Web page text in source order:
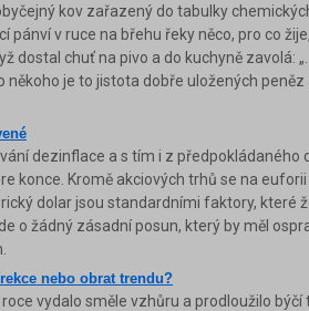
kov zařazený do tabulky
pánví v ruce na břehu řeky něco, pro co
dostal chuť na pivo a do kuchyně zavolá:
někoho je to jistota dobře uložených
dezinflace a s tím i z předpokládaného
konce. Kromě akciových trhů se na
dolar jsou standardními faktory, které
o žádný zásadní posun, který by měl
nebo obrat trendu?
vydalo směle vzhůru a prodloužilo